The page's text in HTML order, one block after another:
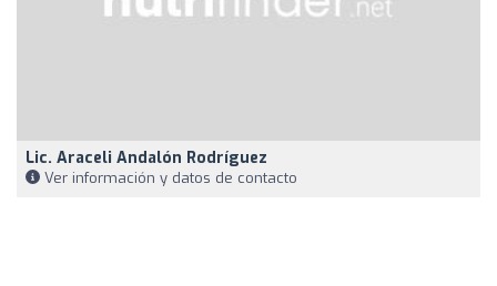
Lic. Araceli Andalón Rodríguez
Ver información y datos de contacto